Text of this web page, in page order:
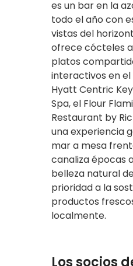
es un bar en la
todo el año con
vistas del
ofrece cócteles
platos
interactivos en el
Hyatt Centric
Spa, el Flour
Restaurant by
una experiencia
mar a mesa
canaliza épocas
belleza natural
prioridad a la
productos
localmente.
Los socios